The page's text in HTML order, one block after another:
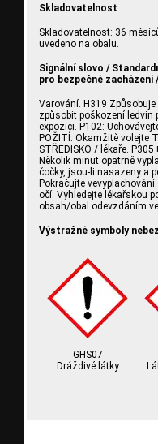
Skladovatelnost
Skladovatelnost: 36
uvedeno na obalu.
Signální slovo /
pro bezpečné zacházení
Varování. H319
způsobit poškození ledvin
expozici. P102:
POŽITÍ: Okamžitě volejte
STŘEDISKO / lékaře.
Několik minut opatrně
čočky, jsou-li nasazeny a
Pokračujte
očí: Vyhledejte lékařskou
obsah/obal odevzdáním
Výstražné symboly
GHS07
Dráždivé látky